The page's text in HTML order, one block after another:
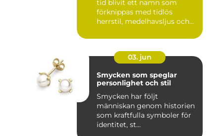
tid blivit ett namn som
förknippas med tidlös
herrstil, medelhavsljus och
03. jun
Smycken som speglar
personlighet och stil
Smycken har följt
människan genom historien
som kraftfulla symboler för
identitet, st...